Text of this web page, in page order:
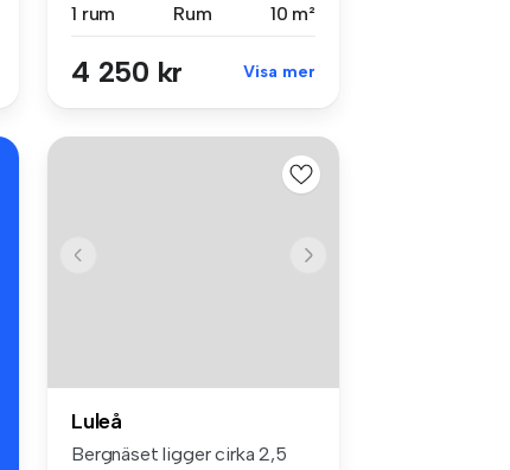
1 rum
Rum 10 m²
4 250 kr Visa mer
Luleå
Bergnäset ligger cirka 2,5